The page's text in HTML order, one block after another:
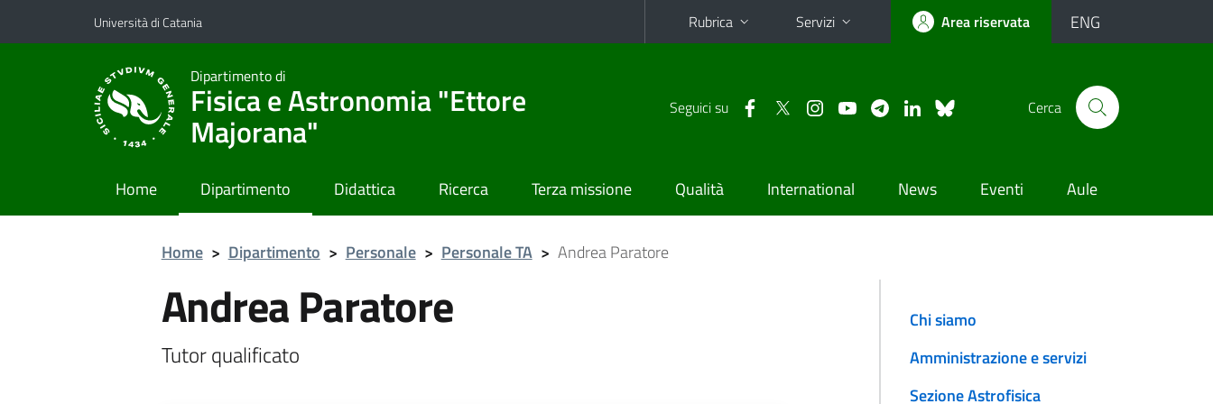
Vai al contenuto principale
Vai al menu di navigazione
Università di Catania Rubrica Servizi Area riservata ENG
Dipartimento di
Fisica e Astronomia "Ettore
Majorana"
Seguici su Cerca
Home Dipartimento Didattica Ricerca Terza missione Qualità International News Eventi Aule
Home > Dipartimento > Personale > Personale TA > Andrea Paratore
Andrea Paratore
Tutor qualificato
Chi siamo
Amministrazione e servizi
Sezione Astrofisica